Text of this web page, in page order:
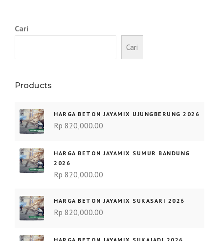
Cari
Cari
Products
HARGA BETON JAYAMIX UJUNGBERUNG 2026
Rp 820,000.00
HARGA BETON JAYAMIX SUMUR BANDUNG
2026
Rp 820,000.00
HARGA BETON JAYAMIX SUKASARI 2026
Rp 820,000.00